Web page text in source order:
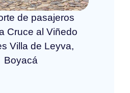
de pasajeros
Cruce al Viñedo
Villa de Leyva,
Boyacá